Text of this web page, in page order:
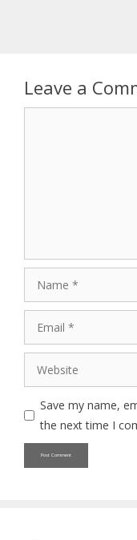
Leave a
Website
Save my name,
the next time I